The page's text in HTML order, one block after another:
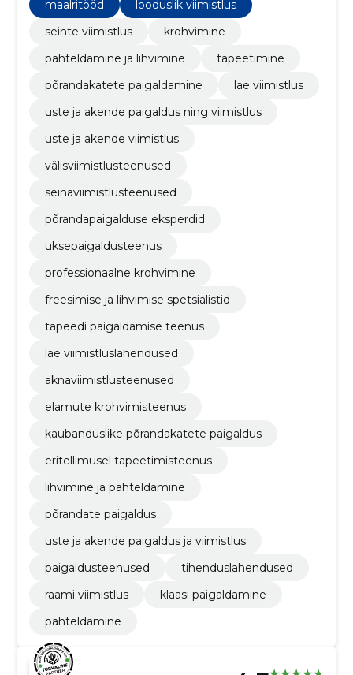
maalritööd
looduslik viimistlus
seinte viimistlus
krohvimine
pahteldamine ja lihvimine
tapeetimine
põrandakatete paigaldamine
lae viimistlus
uste ja akende paigaldus ning viimistlus
uste ja akende viimistlus
välisviimistlusteenused
seinaviimistlusteenused
põrandapaigalduse eksperdid
uksepaigaldusteenus
professionaalne krohvimine
freesimise ja lihvimise spetsialistid
tapeedi paigaldamise teenus
lae viimistluslahendused
aknaviimistlusteenused
elamute krohvimisteenus
kaubanduslike põrandakatete paigaldus
eritellimusel tapeetimisteenus
lihvimine ja pahteldamine
põrandate paigaldus
uste ja akende paigaldus ja viimistlus
paigaldusteenused
tihenduslahendused
raami viimistlus
klaasi paigaldamine
pahteldamine